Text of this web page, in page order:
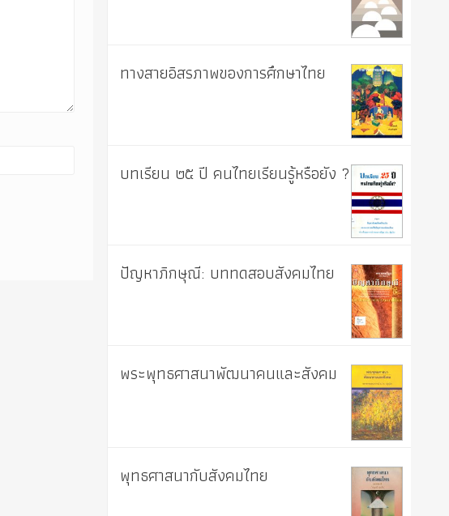
ทางสายอิสรภาพของการศึกษาไทย
บทเรียน ๒๕ ปี คนไทยเรียนรู้หรือยัง ?
ปัญหาภิกษุณี: บททดสอบสังคมไทย
พระพุทธศาสนาพัฒนาคนและสังคม
พุทธศาสนากับสังคมไทย